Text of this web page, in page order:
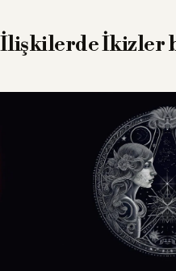
İlişkilerde İkizler